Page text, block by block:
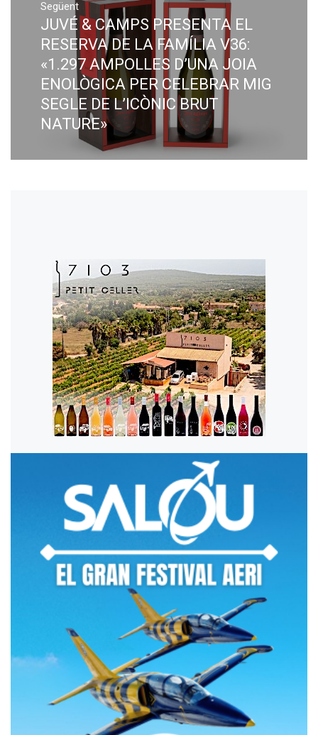
Següent
Next
post:
JUVÉ & CAMPS PRESENTA EL
RESERVA DE LA FAMÍLIA V36:
«1.297 AMPOLLES D’UNA JOIA
ENOLÒGICA PER CELEBRAR MIG
SEGLE DE L’ICÒNIC BRUT
NATURE»